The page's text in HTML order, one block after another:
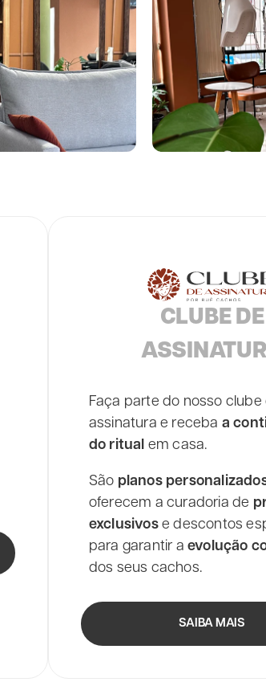
CLUBE DE
Faça parte do nosso clube
assinatura e receba a
do ritual em casa.
São planos
oferecem a curadoria de
exclusivose descontos
para garantir a evolução
dos seus cachos.
SAIBA MAIS